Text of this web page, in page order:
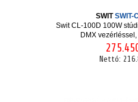
SWITSWIT-
Swit CL-100D 100W
DMX
Nettó: